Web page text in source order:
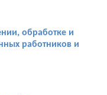
обработке и
работников и